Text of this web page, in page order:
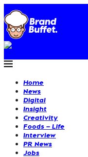
Home
News
Digital
Insight
Creativity
Foods – Life
Interview
PR News
Jobs